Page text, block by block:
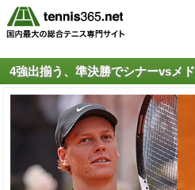
4強出揃う、準決勝でシナーvsメド